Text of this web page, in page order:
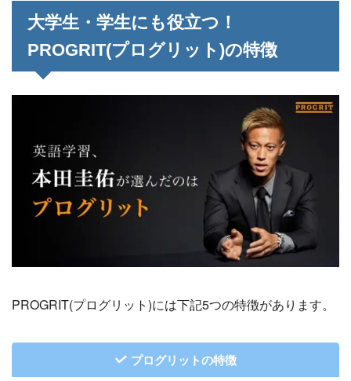
大学生・学生にも役立つ！
PROGRIT(プログリット)の特徴
PROGRIT(プログリット)には下記5つの特徴があります。
プログリットの特徴